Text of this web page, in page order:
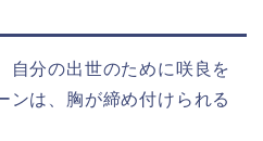
自分の出世のために咲良を
ンは、胸が締め付けられる